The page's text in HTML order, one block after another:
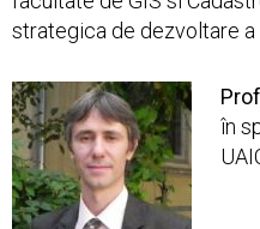
strategica de dezvoltare
în